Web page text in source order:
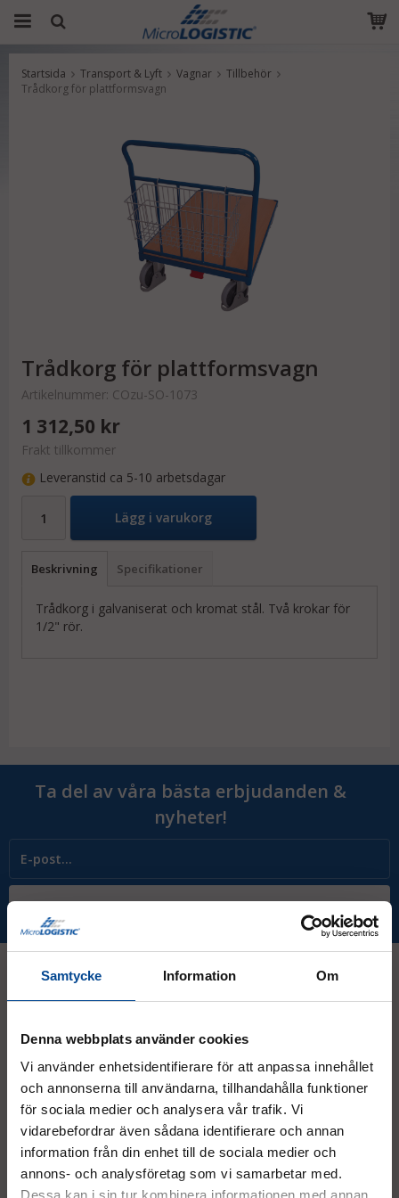
Samtycke Information Om
Denna webbplats använder cookies
Vi använder enhetsidentifierare för att anpassa innehållet
och annonserna till användarna, tillhandahålla funktioner
för sociala medier och analysera vår trafik. Vi
vidarebefordrar även sådana identifierare och annan
information från din enhet till de sociala medier och
annons- och analysföretag som vi samarbetar med.
Dessa kan i sin tur kombinera informationen med annan
Produkten har blivit tillagd i varukorgen
Startsida Transport & Lyft Vagnar
Tillbehör
Trådkorg för plattformsvagn
Trådkorg för plattformsvagn
Artikelnummer: COzu-SO-1073
1 312,50 kr
Frakt tillkommer
Leveranstid ca 5-10 arbetsdagar
Lägg i varukorg
Beskrivning Specifikationer
Trådkorg i galvaniserat och kromat stål. Två krokar för
1/2" rör.
Ta del av våra bästa erbjudanden &
nyheter!
Prenumerera
08 - 544 401 50
info@micrologistic.com
order@micrologistic.com
support@micrologistic.com